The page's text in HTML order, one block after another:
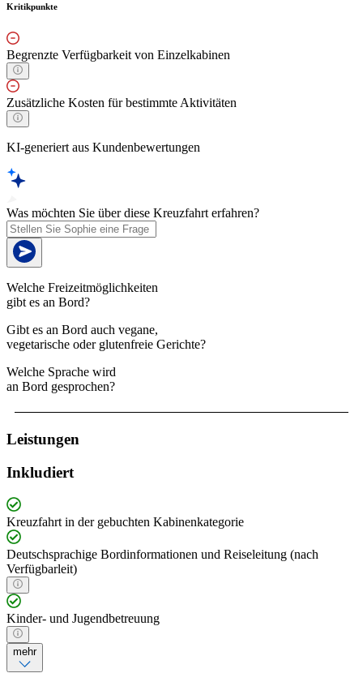
Kritikpunkte
Begrenzte Verfügbarkeit von Einzelkabinen
Zusätzliche Kosten für bestimmte Aktivitäten
KI-generiert aus Kundenbewertungen
Was möchten Sie über diese Kreuzfahrt erfahren?
Welche Freizeitmöglichkeiten
gibt es an Bord?
Gibt es an Bord auch vegane,
vegetarische oder glutenfreie Gerichte?
Welche Sprache wird
an Bord gesprochen?
Leistungen
Inkludiert
Kreuzfahrt in der gebuchten Kabinenkategorie
Deutschsprachige Bordinformationen und Reiseleitung (nach
Verfügbarleit)
Kinder- und Jugendbetreuung
mehr